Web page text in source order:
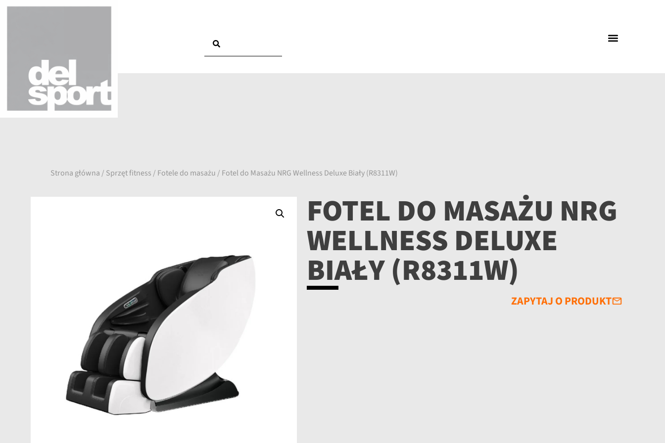
Strona główna / Sprzęt fitness / Fotele do masażu / Fotel do Masażu NRG Wellness Deluxe Biały (R8311W)
FOTEL DO MASAŻU NRG
WELLNESS DELUXE
BIAŁY (R8311W)
ZAPYTAJ O PRODUKT